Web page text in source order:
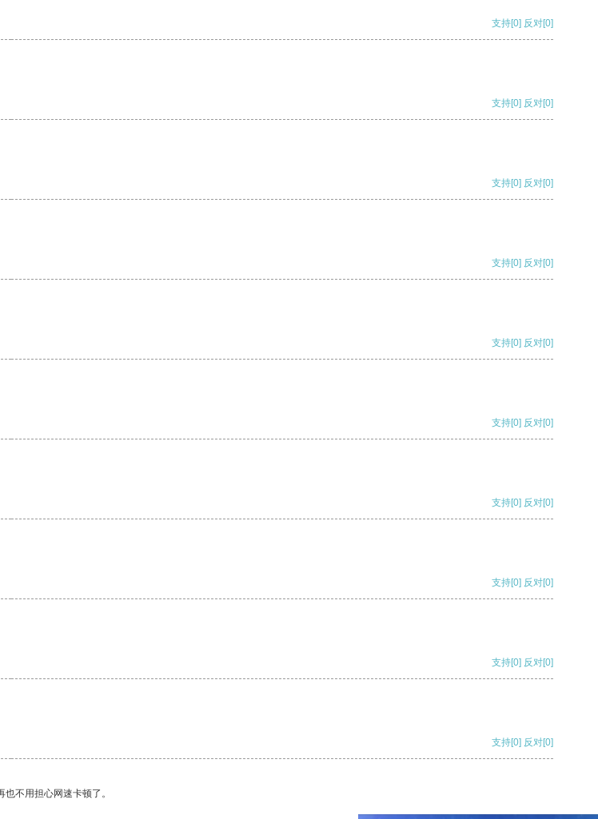
支持[0] 反对[0]
支持[0] 反对[0]
支持[0] 反对[0]
支持[0] 反对[0]
支持[0] 反对[0]
支持[0] 反对[0]
支持[0] 反对[0]
支持[0] 反对[0]
支持[0] 反对[0]
支持[0] 反对[0]
不用担心网速卡顿了。